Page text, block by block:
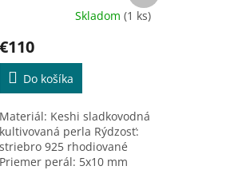
M
produktu
je
z
hviezdičiek.
Skladom(1 ks)
€110
Do košíka
Materiál: Keshi sladkovodná
kultivovaná perla Rýdzosť:
striebro 925 rhodiované
Priemer perál: 5x10 mm